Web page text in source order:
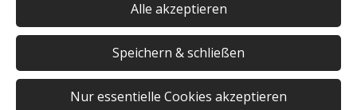
Alle akzeptieren
Speichern & schließen
Nur essentielle Cookies akzeptieren